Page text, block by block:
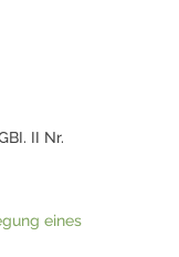
II Nr.
eines